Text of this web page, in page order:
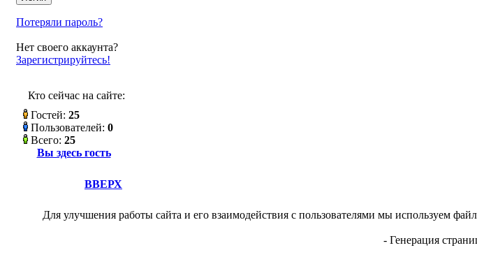
Потеряли пароль?
Нет своего аккаунта?
Зарегистрируйтесь!
Кто сейчас на сайте:
Гостей: 25
Пользователей: 0
Всего: 25
Вы здесь гость
ВВЕРХ
Для улучшения работы сайта и его взаимодействия с пользователями мы используем
- Генерация